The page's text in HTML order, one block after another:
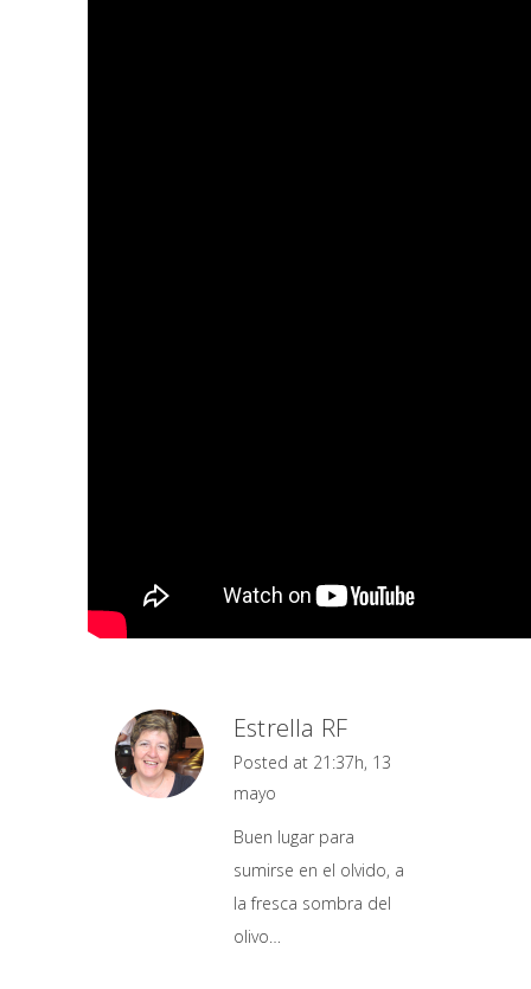
Estrella RF
Posted at 21:37h, 13
mayo
Buen lugar para
sumirse en el olvido, a
la fresca sombra del
olivo…